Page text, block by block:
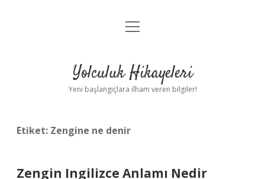
Anasayfa
Yasal Uyarı
menüyü
Yolculuk Hikayeleri
Yeni başlangıçlara ilham veren bilgiler!
Etiket: Zengine ne denir
Zengin Ingilizce Anlamı Nedir